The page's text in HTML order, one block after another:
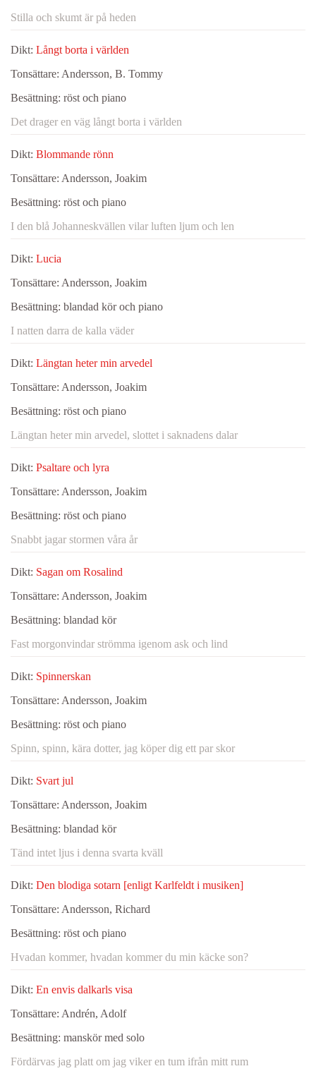
Stilla och skumt är på heden
Dikt: Långt borta i världen
Tonsättare: Andersson, B. Tommy
Besättning: röst och piano
Det drager en väg långt borta i världen
Dikt: Blommande rönn
Tonsättare: Andersson, Joakim
Besättning: röst och piano
I den blå Johanneskvällen vilar luften ljum och len
Dikt: Lucia
Tonsättare: Andersson, Joakim
Besättning: blandad kör och piano
I natten darra de kalla väder
Dikt: Längtan heter min arvedel
Tonsättare: Andersson, Joakim
Besättning: röst och piano
Längtan heter min arvedel, slottet i saknadens dalar
Dikt: Psaltare och lyra
Tonsättare: Andersson, Joakim
Besättning: röst och piano
Snabbt jagar stormen våra år
Dikt: Sagan om Rosalind
Tonsättare: Andersson, Joakim
Besättning: blandad kör
Fast morgonvindar strömma igenom ask och lind
Dikt: Spinnerskan
Tonsättare: Andersson, Joakim
Besättning: röst och piano
Spinn, spinn, kära dotter, jag köper dig ett par skor
Dikt: Svart jul
Tonsättare: Andersson, Joakim
Besättning: blandad kör
Tänd intet ljus i denna svarta kväll
Dikt: Den blodiga sotarn [enligt Karlfeldt i musiken]
Tonsättare: Andersson, Richard
Besättning: röst och piano
Hvadan kommer, hvadan kommer du min käcke son?
Dikt: En envis dalkarls visa
Tonsättare: Andrén, Adolf
Besättning: manskör med solo
Fördärvas jag platt om jag viker en tum ifrån mitt rum